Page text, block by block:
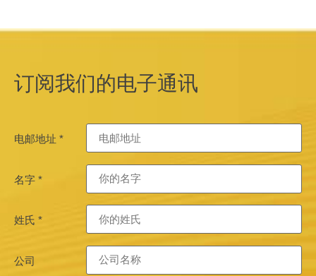
订阅我们的电子通讯
电邮地址 *
名字 *
姓氏 *
公司